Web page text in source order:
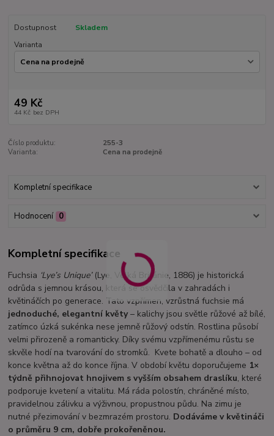
Dostupnost
Skladem
Varianta
49 Kč
44 Kč bez DPH
Číslo produktu:
255-3
Varianta:
Cena na prodejně
Kompletní specifikace
Hodnocení 0
Kompletní specifikace
Fuchsia ‘Lye’s Unique’(Lye, Velká Británie, 1886) je historická
odrůda s jemnou krásou, která se osvědčila v zahradách i
květináčích po generace. Tato vzpřímen, vzrůstná fuchsie má
jednoduché, elegantní květy– kalichy jsou světle růžové až bílé,
zatímco úzká sukénka nese jemně růžový odstín. Rostlina působí
velmi přirozeně a romanticky. Díky svému vzpřímenému růstu se
skvěle hodí na tvarování do stromků. Kvete bohatě a dlouho – od
konce května až do konce října. V období květu doporučujeme 1×
týdně přihnojovat hnojivem s vyšším obsahem draslíku, které
podporuje kvetení a vitalitu. Má ráda polostín, chráněné místo,
pravidelnou zálivku a výživnou, propustnou půdu. Na zimu je
nutné přezimování v bezmrazém prostoru. Dodáváme v květináči
o průměru 9 cm, dobře prokořeněnou.